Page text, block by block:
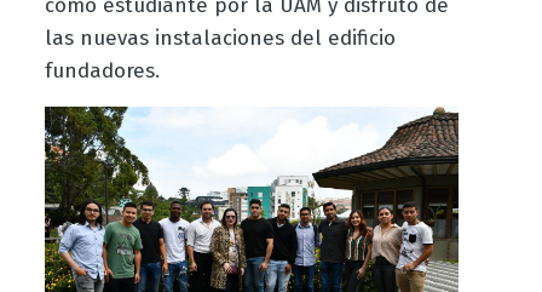
como estudiante por la UAM y disfruto de
las nuevas instalaciones del edificio
fundadores.